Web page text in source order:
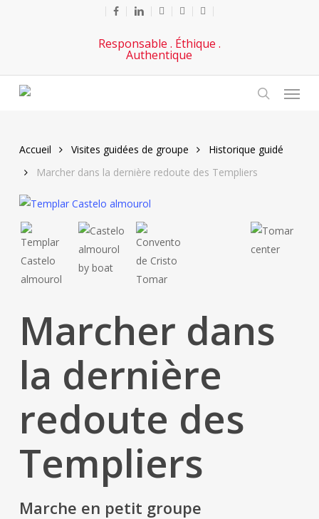
Facebook
lié Youtubetéléphoner
e-
Responsable . Éthique .
Authentique
Menu
Accueil Visites guidées de groupe
Historique guidé
Marcher dans la dernière redoute des Templiers
Marcher dans
la dernière
redoute des
Templiers
Marche en petit groupe